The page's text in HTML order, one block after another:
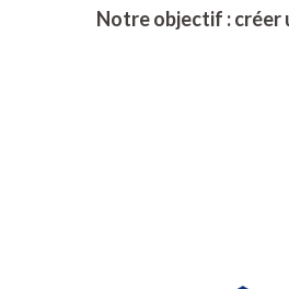
Notre objectif : créer